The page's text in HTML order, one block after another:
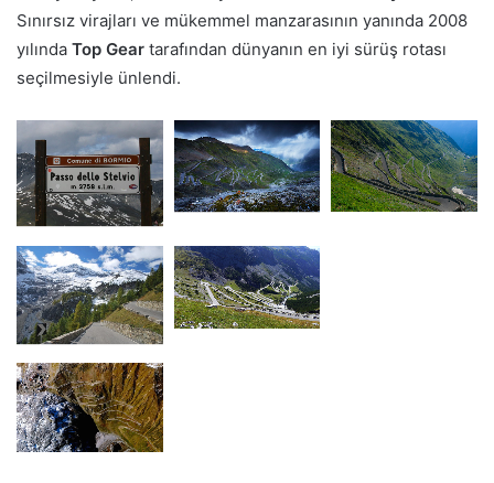
Sınırsız virajları ve mükemmel manzarasının yanında 2008
yılında Top Gear tarafından dünyanın en iyi sürüş rotası
seçilmesiyle ünlendi.